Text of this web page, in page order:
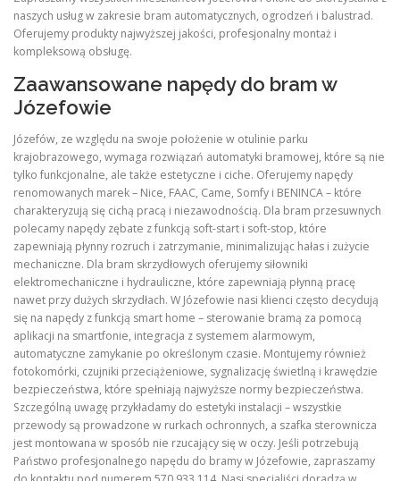
naszych usług w zakresie bram automatycznych, ogrodzeń i balustrad.
Oferujemy produkty najwyższej jakości, profesjonalny montaż i
kompleksową obsługę.
Zaawansowane napędy do bram w
Józefowie
Józefów, ze względu na swoje położenie w otulinie parku
krajobrazowego, wymaga rozwiązań automatyki bramowej, które są nie
tylko funkcjonalne, ale także estetyczne i ciche. Oferujemy napędy
renomowanych marek – Nice, FAAC, Came, Somfy i BENINCA – które
charakteryzują się cichą pracą i niezawodnością. Dla bram przesuwnych
polecamy napędy zębate z funkcją soft-start i soft-stop, które
zapewniają płynny rozruch i zatrzymanie, minimalizując hałas i zużycie
mechaniczne. Dla bram skrzydłowych oferujemy siłowniki
elektromechaniczne i hydrauliczne, które zapewniają płynną pracę
nawet przy dużych skrzydłach. W Józefowie nasi klienci często decydują
się na napędy z funkcją smart home – sterowanie bramą za pomocą
aplikacji na smartfonie, integracja z systemem alarmowym,
automatyczne zamykanie po określonym czasie. Montujemy również
fotokomórki, czujniki przeciążeniowe, sygnalizację świetlną i krawędzie
bezpieczeństwa, które spełniają najwyższe normy bezpieczeństwa.
Szczególną uwagę przykładamy do estetyki instalacji – wszystkie
przewody są prowadzone w rurkach ochronnych, a szafka sterownicza
jest montowana w sposób nie rzucający się w oczy. Jeśli potrzebują
Państwo profesjonalnego napędu do bramy w Józefowie, zapraszamy